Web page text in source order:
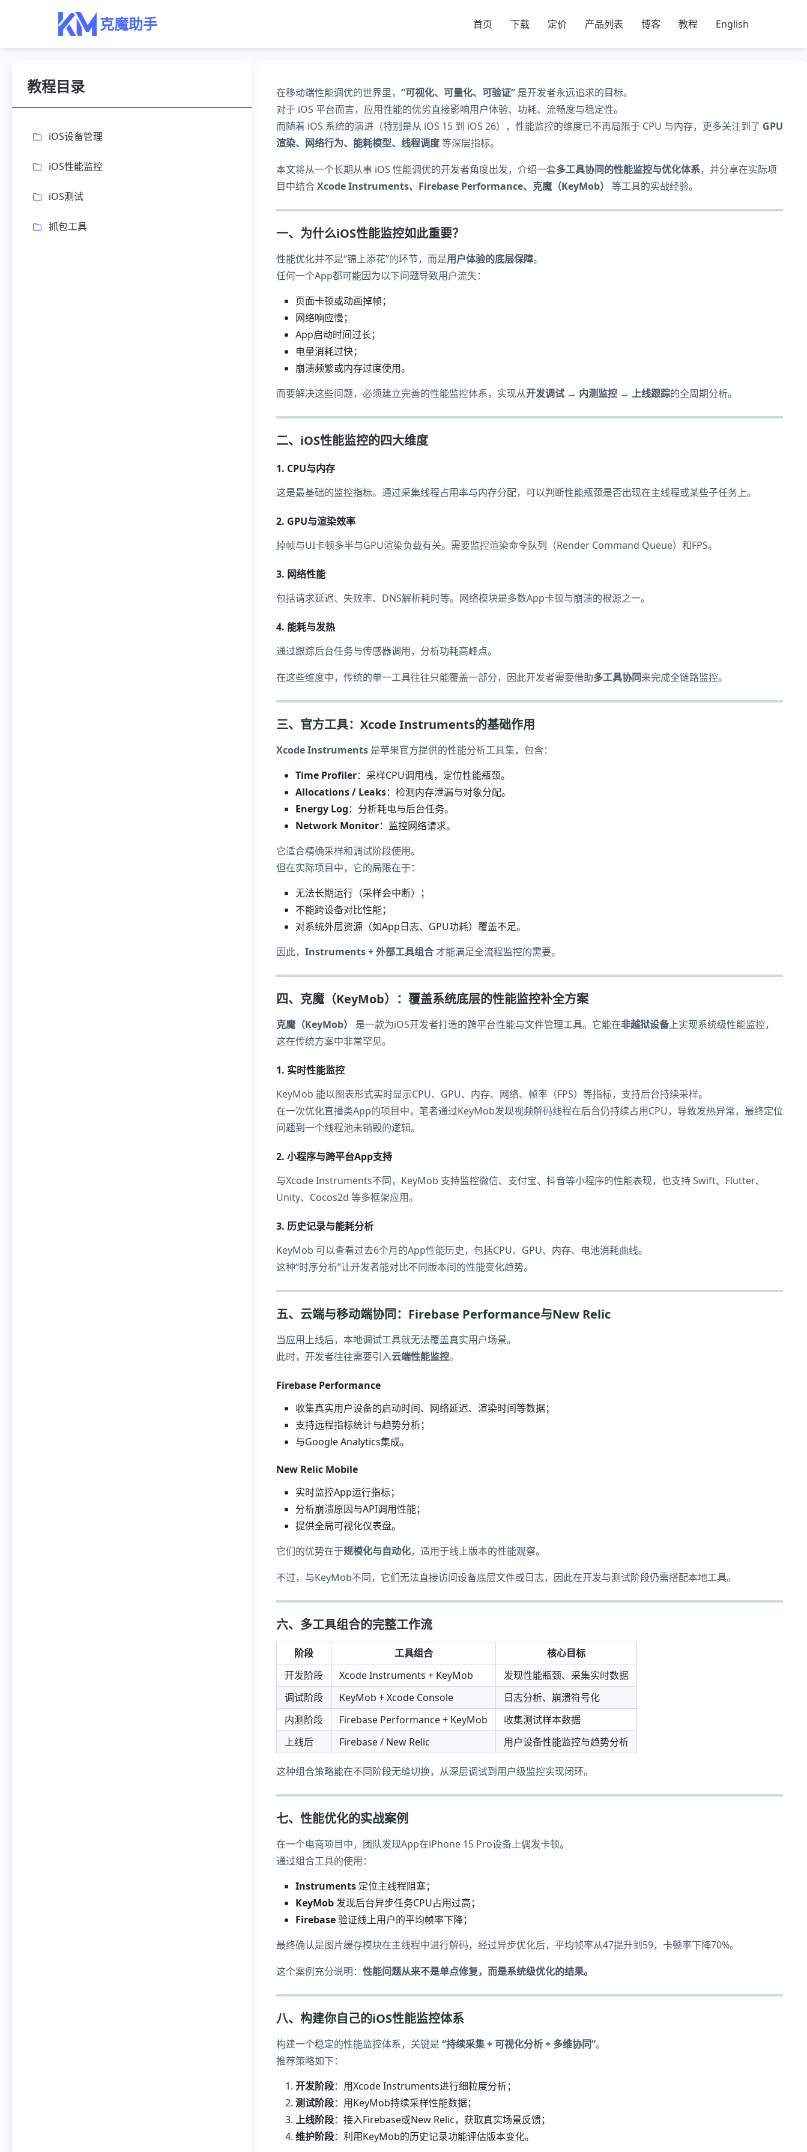
克魔助手 首页 下载 定价 产品列表 博客 教程 English
教程目录
iOS设备管理
iOS性能监控
iOS测试
抓包工具
在移动端性能调优的世界里， “可视化、可量化、可验证” 是开发者永远追求的目标。
对于 iOS 平台而言，应用性能的优劣直接影响用户体验、功耗、流畅度与稳定性。
而随着 iOS 系统的演进（特别是从 iOS 15 到 iOS 26），性能监控的维度已不再局限于 CPU 与内存，更多关注到了 GPU
渲染、网络行为、能耗模型、线程调度等深层指标。
本文将从一个长期从事 iOS 性能调优的开发者角度出发，介绍一套多工具协同的性能监控与优化体系，并分享在实际项
目中结合Xcode Instruments、Firebase Performance、克魔（KeyMob） 等工具的实战经验。
一、为什么iOS性能监控如此重要？
性能优化并不是“锦上添花”的环节，而是用户体验的底层保障。
任何一个App都可能因为以下问题导致用户流失：
页面卡顿或动画掉帧；
网络响应慢；
App启动时间过长；
电量消耗过快；
崩溃频繁或内存过度使用。
而要解决这些问题，必须建立完善的性能监控体系，实现从开发调试 → 内测监控 → 上线跟踪的全周期分析。
二、iOS性能监控的四大维度
1. CPU与内存
这是最基础的监控指标。通过采集线程占用率与内存分配，可以判断性能瓶颈是否出现在主线程或某些子任务上。
2. GPU与渲染效率
掉帧与UI卡顿多半与GPU渲染负载有关。需要监控渲染命令队列（Render Command Queue）和FPS。
3. 网络性能
包括请求延迟、失败率、DNS解析耗时等。网络模块是多数App卡顿与崩溃的根源之一。
4. 能耗与发热
通过跟踪后台任务与传感器调用，分析功耗高峰点。
在这些维度中，传统的单一工具往往只能覆盖一部分，因此开发者需要借助多工具协同来完成全链路监控。
三、官方工具：Xcode Instruments的基础作用
Xcode Instruments 是苹果官方提供的性能分析工具集，包含：
Time Profiler：采样CPU调用栈，定位性能瓶颈。
Allocations / Leaks：检测内存泄漏与对象分配。
Energy Log：分析耗电与后台任务。
Network Monitor：监控网络请求。
它适合精确采样和调试阶段使用。
但在实际项目中，它的局限在于：
无法长期运行（采样会中断）；
不能跨设备对比性能；
对系统外层资源（如App日志、GPU功耗）覆盖不足。
因此， Instruments + 外部工具组合才能满足全流程监控的需要。
四、克魔（KeyMob）：覆盖系统底层的性能监控补全方案
克魔（KeyMob） 是一款为iOS开发者打造的跨平台性能与文件管理工具。它能在非越狱设备上实现系统级性能监控，
这在传统方案中非常罕见。
1. 实时性能监控
KeyMob 能以图表形式实时显示CPU、GPU、内存、网络、帧率（FPS）等指标，支持后台持续采样。
在一次优化直播类App的项目中，笔者通过KeyMob发现视频解码线程在后台仍持续占用CPU，导致发热异常，最终定位
问题到一个线程池未销毁的逻辑。
2. 小程序与跨平台App支持
与Xcode Instruments不同，KeyMob 支持监控微信、支付宝、抖音等小程序的性能表现，也支持 Swift、Flutter、
Unity、Cocos2d 等多框架应用。
3. 历史记录与能耗分析
KeyMob 可以查看过去6个月的App性能历史，包括CPU、GPU、内存、电池消耗曲线。
这种“时序分析”让开发者能对比不同版本间的性能变化趋势。
五、云端与移动端协同：Firebase Performance与New Relic
当应用上线后，本地调试工具就无法覆盖真实用户场景。
此时，开发者往往需要引入云端性能监控。
Firebase Performance
收集真实用户设备的启动时间、网络延迟、渲染时间等数据；
支持远程指标统计与趋势分析；
与Google Analytics集成。
New Relic Mobile
实时监控App运行指标；
分析崩溃原因与API调用性能；
提供全局可视化仪表盘。
它们的优势在于规模化与自动化，适用于线上版本的性能观察。
不过，与KeyMob不同，它们无法直接访问设备底层文件或日志，因此在开发与测试阶段仍需搭配本地工具。
六、多工具组合的完整工作流
阶段 工具组合
核心目标
开发阶段
Xcode Instruments + KeyMob
发现性能瓶颈、采集实时数据
调试阶段
KeyMob + Xcode Console
日志分析、崩溃符号化
内测阶段
Firebase Performance + KeyMob
收集测试样本数据
上线后
Firebase / New Relic 用户设备性能监控与趋势分析
这种组合策略能在不同阶段无缝切换，从深层调试到用户级监控实现闭环。
七、性能优化的实战案例
在一个电商项目中，团队发现App在iPhone 15 Pro设备上偶发卡顿。
通过组合工具的使用：
Instruments 定位主线程阻塞；
KeyMob发现后台异步任务CPU占用过高；
Firebase验证线上用户的平均帧率下降；
最终确认是图片缓存模块在主线程中进行解码，经过异步优化后，平均帧率从47提升到59，卡顿率下降70%。
这个案例充分说明： 性能问题从来不是单点修复，而是系统级优化的结果。
八、构建你自己的iOS性能监控体系
构建一个稳定的性能监控体系，关键是 “持续采集 + 可视化分析 + 多维协同”。
推荐策略如下：
开发阶段：用Xcode Instruments进行细粒度分析；
测试阶段：用KeyMob持续采样性能数据；
上线阶段：接入Firebase或New Relic，获取真实场景反馈；
维护阶段：利用KeyMob的历史记录功能评估版本变化。